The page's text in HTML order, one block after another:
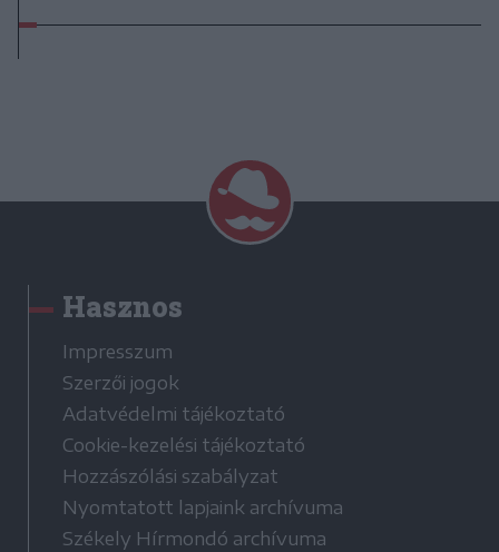
Hasznos
Impresszum
Szerzői jogok
Adatvédelmi tájékoztató
Cookie-kezelési tájékoztató
Hozzászólási szabályzat
Nyomtatott lapjaink archívuma
Székely Hírmondó archívuma